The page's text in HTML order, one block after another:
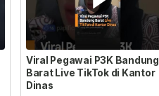
Viral Pegawai P3K Bandung
Barat Live TikTok di Kantor
Dinas